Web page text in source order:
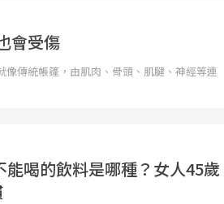
會受傷
像傳統帳篷，由肌肉、骨頭、肌腱、神經等連
喝的飲料是哪種？女人45歲
高齡社會的浪潮，台灣正在快速邁
康照護」的新時代。隨著國家政策
是民眾了解自身健康狀況、啟動健
的重要起點。
，就到良醫生活祭體驗「一站式健
活」，從講座、體驗到運動，全面